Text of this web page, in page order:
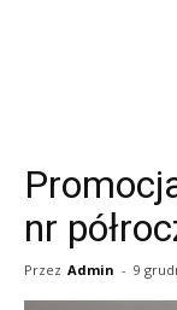
nr
Przez Admin - 9